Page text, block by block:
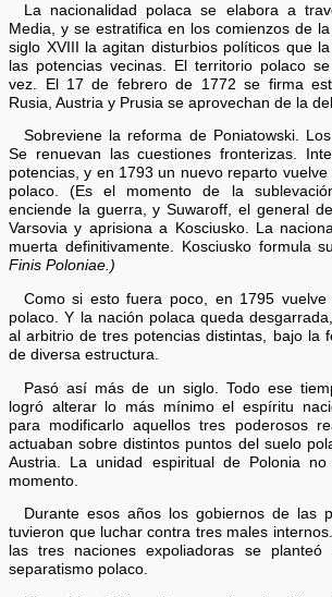
La nacionalidad polaca se elabora a
Media, y se estratifica en los comienzos de
siglo XVIII la agitan disturbios políticos que
las potencias vecinas. El territorio polaco
vez. El 17 de febrero de 1772 se firma
Rusia, Austria y Prusia se aprovechan de la
Sobreviene la reforma de Poniatowski.
Se renuevan las cuestiones fronterizas.
potencias, y en 1793 un nuevo reparto
polaco. (Es el momento de la
enciende la guerra, y Suwaroff, el general
Varsovia y aprisiona a Kosciusko. La
muerta definitivamente. Kosciusko formula
Finis Poloniae.)
Como si esto fuera poco, en 1795
polaco. Y la nación polaca queda
al arbitrio de tres potencias distintas, bajo la
de diversa estructura.
Pasó así más de un siglo. Todo ese
logró alterar lo más mínimo el espíritu
para modificarlo aquellos tres poderosos
actuaban sobre distintos puntos del suelo
Austria. La unidad espiritual de Polonia
momento.
Durante esos años los gobiernos de las
tuvieron que luchar contra tres males
las tres naciones expoliadoras se planteó
separatismo polaco.